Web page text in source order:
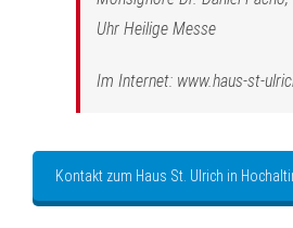
Uhr Heilige Messe
Im Internet: www.haus-st-
Kontakt zum Haus St. Ulrich in